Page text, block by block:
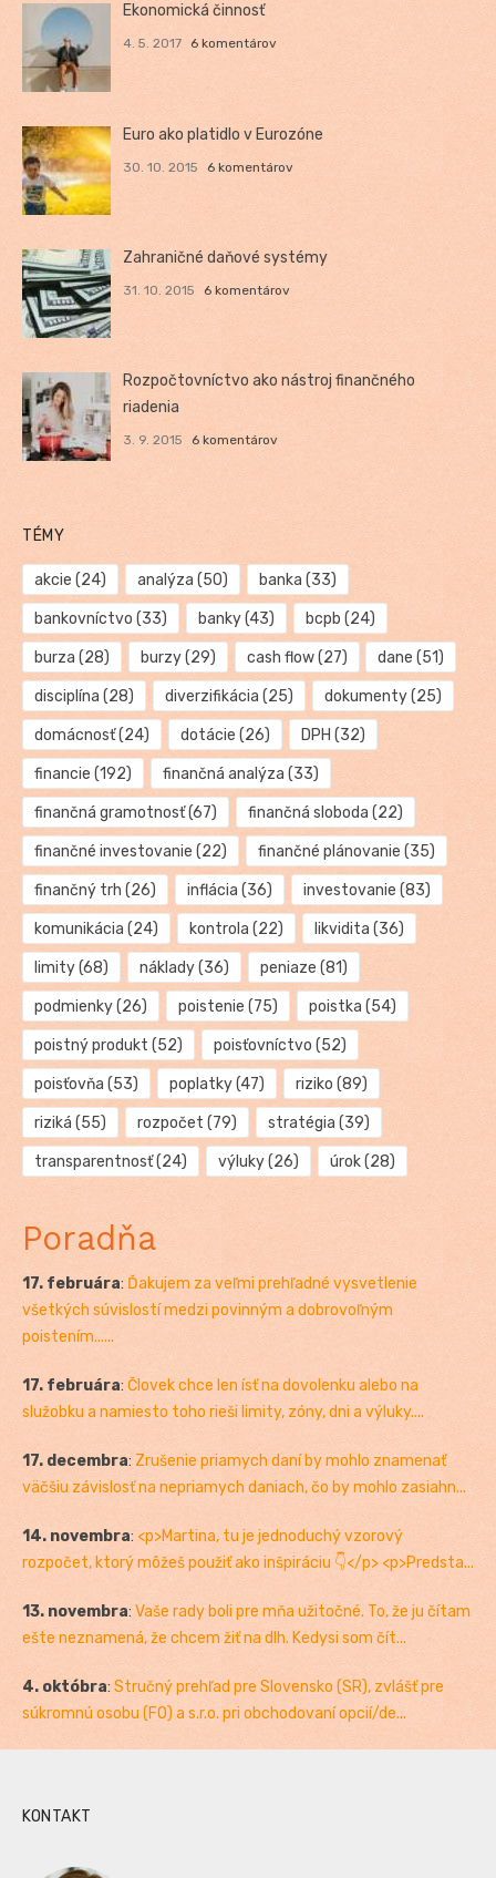
Ekonomická činnosť
4. 5. 2017 6 komentárov
Euro ako platidlo v Eurozóne
30. 10. 2015 6 komentárov
Zahraničné daňové systémy
31. 10. 2015 6 komentárov
Rozpočtovníctvo ako nástroj finančného
riadenia
3. 9. 2015 6 komentárov
TÉMY
akcie (24) analýza (50) banka (33)
bankovníctvo (33) banky(43) bcpb (24)
burza (28) burzy(29) cash flow(27) dane (51)
disciplína (28) diverzifikácia (25) dokumenty(25)
domácnosť(24) dotácie (26) DPH (32)
financie (192) finančná analýza (33)
finančná gramotnosť(67) finančná sloboda (22)
finančné investovanie (22) finančné plánovanie (35)
finančný trh (26) inflácia (36) investovanie (83)
komunikácia (24) kontrola (22) likvidita (36)
limity(68) náklady(36) peniaze (81)
podmienky(26) poistenie (75) poistka (54)
poistný produkt (52) poisťovníctvo (52)
poisťovňa (53) poplatky(47) riziko (89)
riziká (55) rozpočet (79) stratégia (39)
transparentnosť(24) výluky(26) úrok(28)
Poradňa
17. februára: Ďakujem za veľmi prehľadné vysvetlenie
všetkých súvislostí medzi povinným a dobrovoľným
poistením......
17. februára: Človek chce len ísť na dovolenku alebo na
služobku a namiesto toho rieši limity, zóny, dni a výluky....
17. decembra: Zrušenie priamych daní by mohlo znamenať
väčšiu závislosť na nepriamych daniach, čo by mohlo zasiahn...
14. novembra: <p>Martina, tu je jednoduchý vzorový
rozpočet, ktorý môžeš použiť ako inšpiráciu 👇</p> <p>Predsta...
13. novembra: Vaše rady boli pre mňa užitočné. To, že ju čítam
ešte neznamená, že chcem žiť na dlh. Kedysi som čít...
4. októbra: Stručný prehľad pre Slovensko (SR), zvlášť pre
súkromnú osobu (FO) a s.r.o. pri obchodovaní opcií/de...
KONTAKT